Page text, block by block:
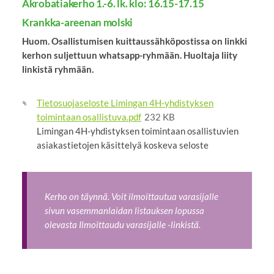
Akrobatiakerho 1.-6. lk. klo: 16.15-17.15
Krankka-areenan molski
Huom. Osallistumisen kuittaussähköpostissa on linkki
kerhon suljettuun whatsapp-ryhmään. Huoltaja liity
linkistä ryhmään.
Tietosuojaseloste Limingan 4H-yhdistyksen
toimintaan osallistuva.pdf 232 KB
Limingan 4H-yhdistyksen toimintaan osallistuvien
asiakastietojen käsittelyä koskeva seloste
Kerho on täynnä. Voit ilmoittautua varasijalle
sivun vasemmanlaidan listauksen lopussa
olevasta Ilmoittaudu varasijalle -linkistä.